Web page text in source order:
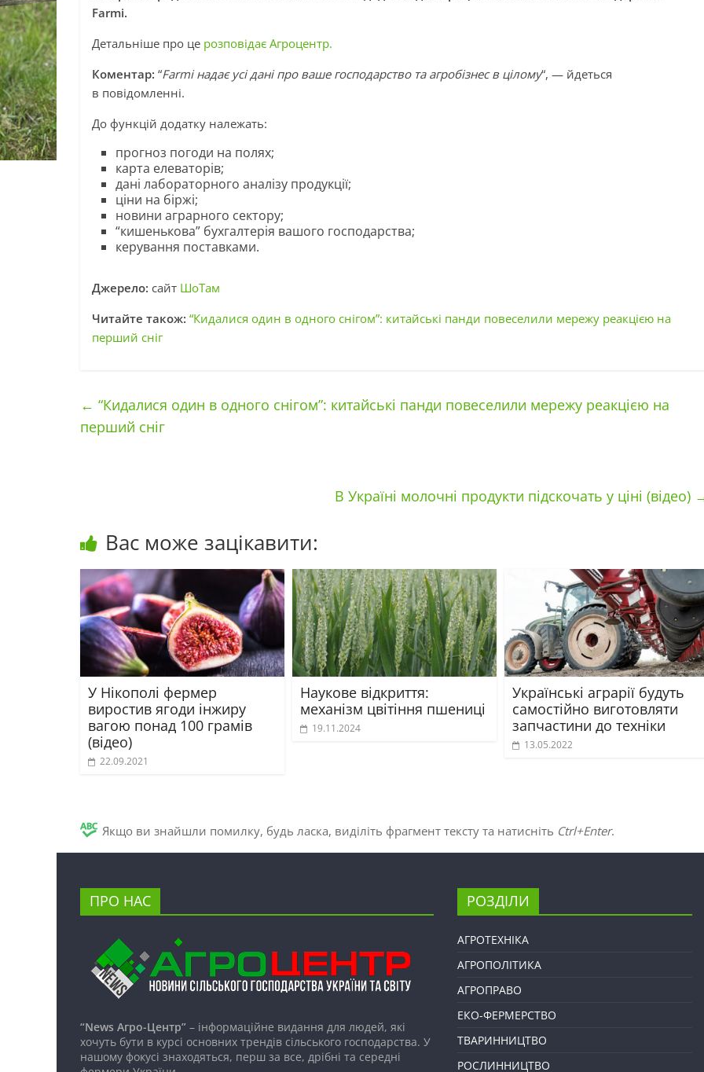
Farmi.
Детальніше про це розповідає Агроцентр.
Коментар: “Farmi надає усі дані про ваше господарство та агробізнес в цілому“, — йдеться
в повідомленні.
До функцій додатку належать:
прогноз погоди на полях;
карта елеваторів;
дані лабораторного аналізу продукції;
ціни на біржі;
новини аграрного сектору;
“кишенькова” бухгалтерія вашого господарства;
керування поставками.
Джерело: сайт ШоТам
Читайте також: “Кидалися один в одного снігом”: китайські панди повеселили мережу реакцією на
перший сніг
← “Кидалися один в одного снігом”: китайські панди повеселили мережу реакцією на
перший сніг
В Україні молочні продукти підскочать у ціні (відео)
Вас може зацікавити:
У Нікополі фермер
виростив ягоди інжиру
вагою понад 100 грамів
(відео)
22.09.2021
Наукове відкриття:
механізм цвітіння пшениці
19.11.2024
Українські аграрії будуть
самостійно виготовляти
запчастини до техніки
13.05.2022
Якщо ви знайшли помилку, будь ласка, виділіть фрагмент тексту та натисніть Ctrl+Enter.
ПРО НАС
“News Агро-Центр” – інформаційне видання для людей, які
хочуть бути в курсі основних трендів сільського господарства. У
нашому фокусі знаходяться, перш за все, дрібні та середні
РОЗДІЛИ
АГРОТЕХНІКА
АГРОПОЛІТИКА
АГРОПРАВО
ЕКО-ФЕРМЕРСТВО
ТВАРИННИЦТВО
РОСЛИННИЦТВО